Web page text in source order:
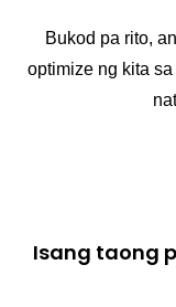
Bukod pa rito,
optimize ng kita
Isang taong